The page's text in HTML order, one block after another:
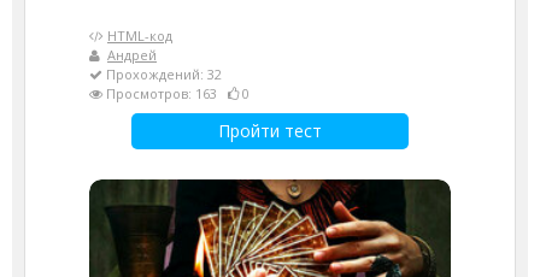
HTML-код
Андрей
Прохождений: 32
Просмотров: 163
0
Пройти тест